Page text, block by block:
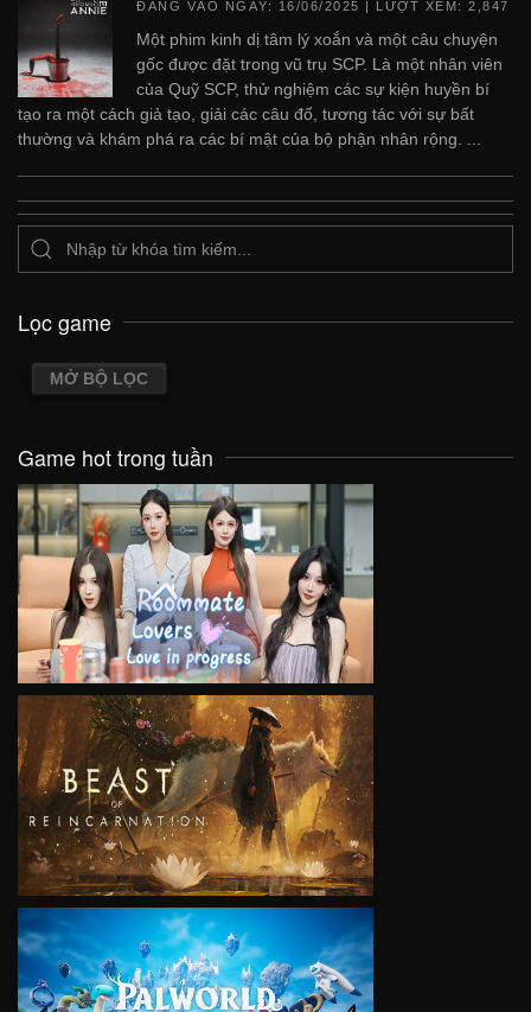
ĐĂNG VÀO NGÀY: 16/06/2025 | LƯỢT XEM: 2,847
Một phim kinh dị tâm lý xoắn và một câu chuyện
gốc được đặt trong vũ trụ SCP. Là một nhân viên
của Quỹ SCP, thử nghiệm các sự kiện huyền bí
tạo ra một cách giả tạo, giải các câu đố, tương tác với sự bất
thường và khám phá ra các bí mật của bộ phận nhân rộng. ...
Lọc game
MỞ BỘ LỌC
Game hot trong tuần
VIEW
VIEW
VIEW